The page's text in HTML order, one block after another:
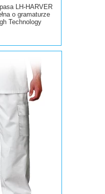
LH-HARVER
o gramaturze
Technology